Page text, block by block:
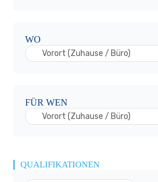
WO
Vorort (Zuhause / Büro)
FÜR WEN
Vorort (Zuhause / Büro)
QUALIFIKATIONEN